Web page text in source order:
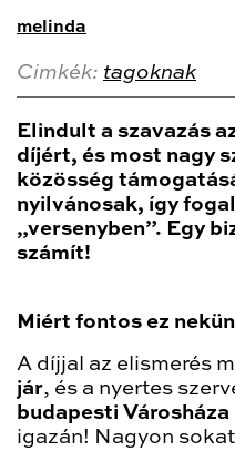
melinda
Cimkék: tagoknak
Elindult a szavazás
díjért, és most nagy
közösség
nyilvánosak, így
„versenyben”. Egy
számít!
Miért fontos ez
A díjjal az elismerés
jár, és a nyertes
budapesti Városháza
igazán! Nagyon